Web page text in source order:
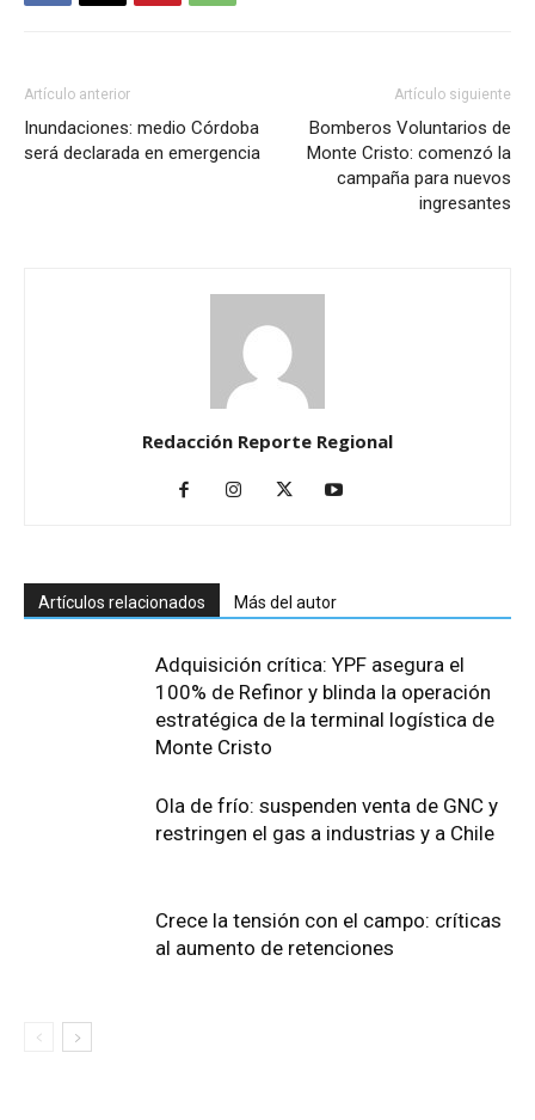
Artículo anterior
Inundaciones: medio Córdoba
será declarada en emergencia
Artículo siguiente
Bomberos Voluntarios de
Monte Cristo: comenzó la
campaña para nuevos
ingresantes
Redacción Reporte Regional
Artículos relacionados Más del autor
Adquisición crítica: YPF asegura el
100% de Refinor y blinda la operación
estratégica de la terminal logística de
Monte Cristo
Ola de frío: suspenden venta de GNC y
restringen el gas a industrias y a Chile
Crece la tensión con el campo: críticas
al aumento de retenciones